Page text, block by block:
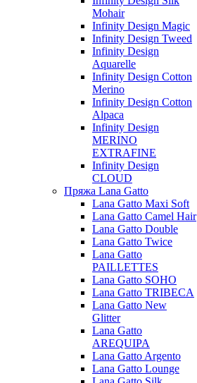
Mohair
Infinity Design Magic
Infinity Design Tweed
Infinity Design
Aquarelle
Infinity Design Cotton
Merino
Infinity Design Cotton
Alpaca
Infinity Design
MERINO
EXTRAFINE
Infinity Design
CLOUD
Пряжа Lana Gatto
Lana Gatto Maxi Soft
Lana Gatto Camel Hair
Lana Gatto Double
Lana Gatto Twice
Lana Gatto
PAILLETTES
Lana Gatto SOHO
Lana Gatto TRIBECA
Lana Gatto New
Glitter
Lana Gatto
AREQUIPA
Lana Gatto Argento
Lana Gatto Lounge